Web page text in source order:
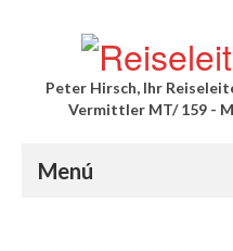
Peter Hirsch, Ihr
Vermittler MT/ 159 -
Menú